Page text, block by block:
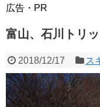
広告・PR
富山、石川トリ
2018/12/17 ス